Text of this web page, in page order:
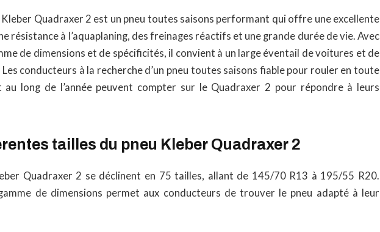
Kleber Quadraxer 2 est un pneu toutes saisons performant qui offre une excellente
résistance à l’aquaplaning, des freinages réactifs et une grande durée de vie. Avec
de dimensions et de spécificités, il convient à un large éventail de voitures et de
conducteurs à la recherche d’un pneu toutes saisons fiable pour rouler en toute
long de l’année peuvent compter sur le Quadraxer 2 pour répondre à leurs
tailles du pneu Kleber Quadraxer 2
Quadraxer 2 se déclinent en 75 tailles, allant de 145/70 R13 à 195/55 R20.
de dimensions permet aux conducteurs de trouver le pneu adapté à leur